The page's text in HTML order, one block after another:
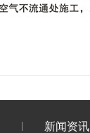
新闻资讯